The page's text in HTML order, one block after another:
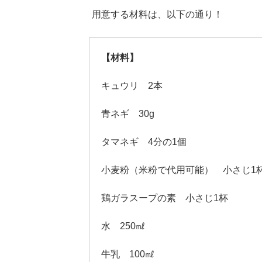
用意する材料は、以下の通り！
【材料】
キュウリ 2本
青ネギ 30g
タマネギ 4分の1個
小麦粉（米粉で代用可能） 小さじ1
鶏ガラスープの素 小さじ1杯
水 250㎖
牛乳 100㎖